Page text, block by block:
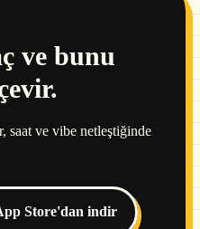
ve bunu
saat ve vibe netleştiğinde
Store'dan indir